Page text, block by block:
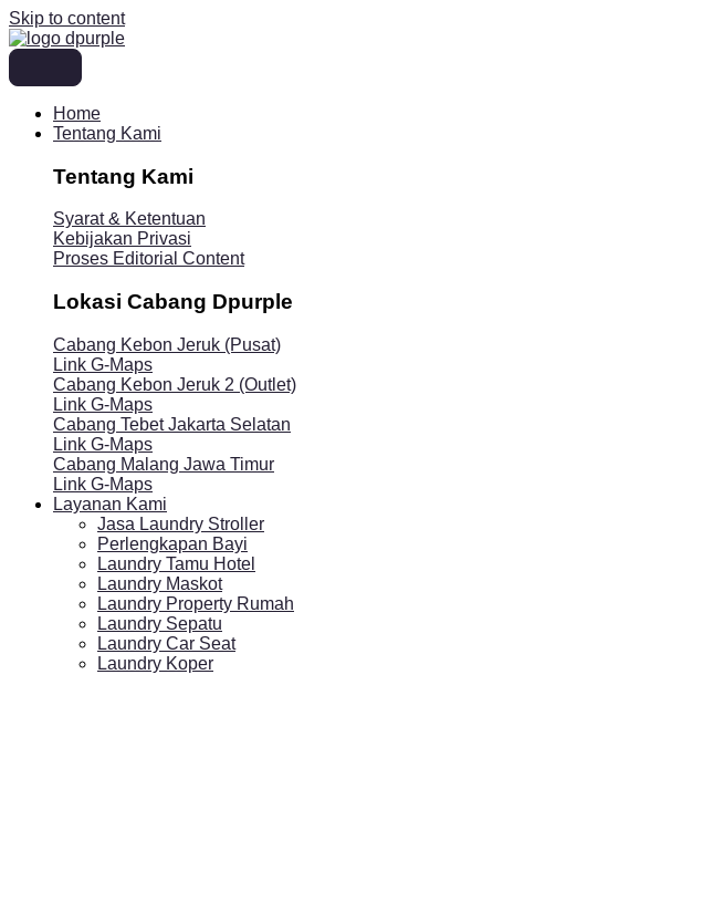
Skip to content
Home
Tentang Kami
Tentang Kami
Syarat & Ketentuan
Kebijakan Privasi
Proses Editorial Content
Lokasi Cabang Dpurple
Cabang Kebon Jeruk (Pusat)
Link G-Maps
Cabang Kebon Jeruk 2 (Outlet)
Link G-Maps
Cabang Tebet Jakarta Selatan
Link G-Maps
Cabang Malang Jawa Timur
Link G-Maps
Layanan Kami
Jasa Laundry Stroller
Perlengkapan Bayi
Laundry Tamu Hotel
Laundry Maskot
Laundry Property Rumah
Laundry Sepatu
Laundry Car Seat
Laundry Koper